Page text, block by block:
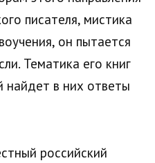
писателя, мистика
он пытается
Тематика его книг
найдет в них ответы
российский